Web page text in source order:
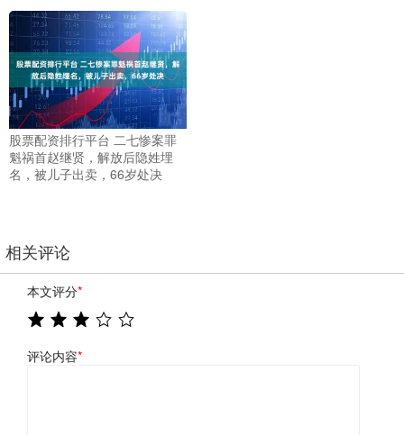
股票配资排行平台 二七惨案罪
魁祸首赵继贤，解放后隐姓埋
名，被儿子出卖，66岁处决
相关评论
本文评分*
评论内容*